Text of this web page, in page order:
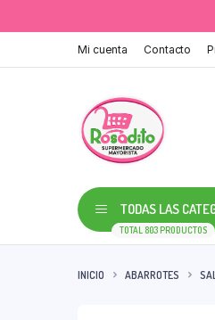
Mi cuenta Contacto
TODAS LAS
TOTAL 803 PRODUCTOS
INICIO ABARROTES